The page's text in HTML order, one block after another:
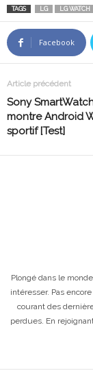
TAGS LG LG WATCH
Facebook
Article précédent
Sony
montre Android
sportif [Test]
Plongé dans le
intéresser. Pas
courant des
perdues. En